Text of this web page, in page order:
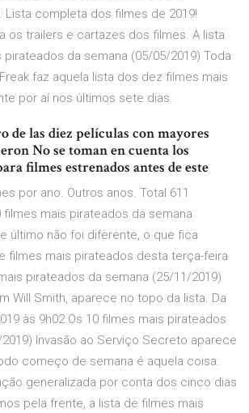
Lista completa dos filmes de 2019!
os trailers e cartazes dos filmes. A lista
da semana (05/05/2019) Toda
faz aquela lista dos dez filmes mais
por aí nos últimos sete dias.
de las diez películas con mayores
No se toman en cuenta los
filmes estrenados antes de este
por ano. Outros anos. Total 611
filmes mais pirateados da semana
último não foi diferente, o que fica
filmes mais pirateados desta terça-feira
pirateados da semana (25/11/2019)
Will Smith, aparece no topo da lista. Da
às 9h02 Os 10 filmes mais pirateados
Invasão ao Serviço Secreto aparece
começo de semana é aquela coisa:
generalizada por conta dos cinco dias
pela frente, a lista de filmes mais